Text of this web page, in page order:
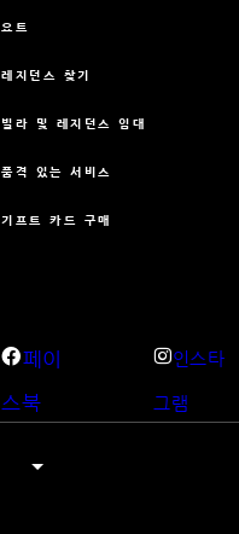
요트
레지던스 찾기
빌라 및 레지던스 임대
품격 있는 서비스
기프트 카드 구매
페이
스북
인스타
그램